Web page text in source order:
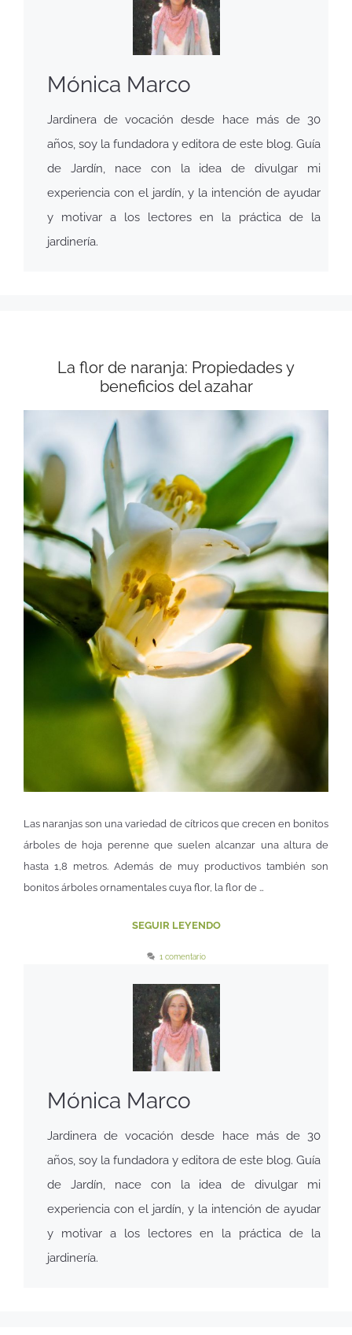
Mónica Marco
Jardinera de vocación desde hace más de 30
años, soy la fundadora y editora de este blog. Guía
de Jardín, nace con la idea de divulgar mi
experiencia con el jardín, y la intención de ayudar
y motivar a los lectores en la práctica de la
jardinería.
La flor de naranja: Propiedades y
beneficios del azahar
Las naranjas son una variedad de cítricos que crecen en bonitos
árboles de hoja perenne que suelen alcanzar una altura de
hasta 1,8 metros. Además de muy productivos también son
bonitos árboles ornamentales cuya flor, la flor de …
SEGUIR LEYENDO
1 comentario
Mónica Marco
Jardinera de vocación desde hace más de 30
años, soy la fundadora y editora de este blog. Guía
de Jardín, nace con la idea de divulgar mi
experiencia con el jardín, y la intención de ayudar
y motivar a los lectores en la práctica de la
jardinería.